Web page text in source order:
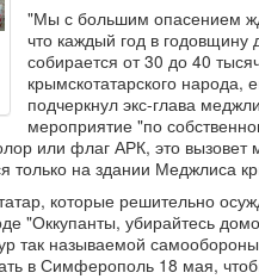
"Мы с большим опасением
что каждый год в
собирается от 30 до 40
крымскотатарского народа,
подчеркнул экс-глава
мероприятие "по
или флаг АРК, это
только на здании Меджлиса
которые решительно
"Оккупанты, убирайтесь
так называемой
в Симферополь 18 мая,